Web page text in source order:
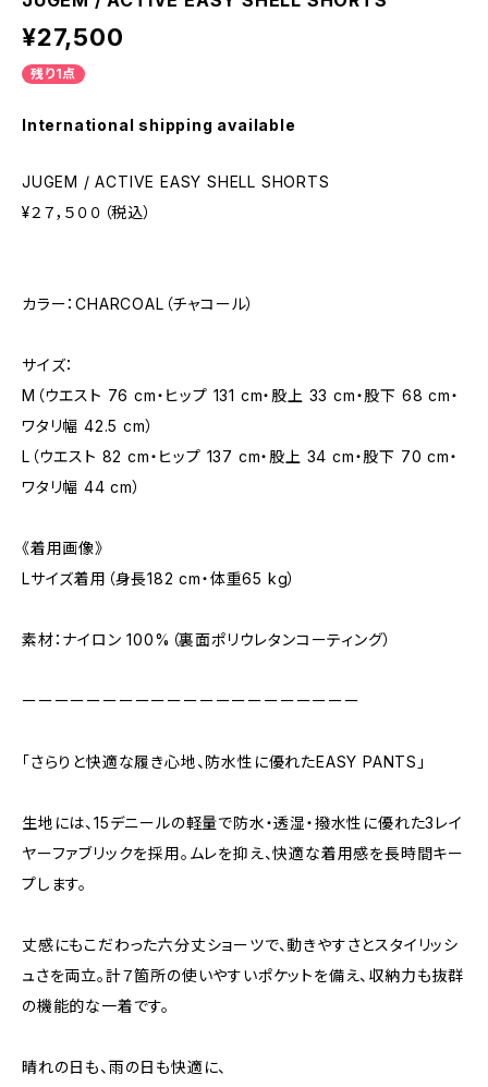
¥27,500
残り1点
International shipping available
JUGEM / ACTIVE EASY SHELL SHORTS
¥２７，５００（税込）
カラー：CHARCOAL（チャコール）
サイズ：
M（ウエスト 76 cm・ヒップ 131 cm・股上 33 cm・股下 68 cm・
ワタリ幅 42.5 cm）
L（ウエスト 82 cm・ヒップ 137 cm・股上 34 cm・股下 70 cm・
ワタリ幅 44 cm）
《着用画像》
Lサイズ着用（身長182 cm・体重65 kg）
素材：ナイロン 100%（裏面ポリウレタンコーティング）
ーーーーーーーーーーーーーーーーーーーーー
「さらりと快適な履き心地、防水性に優れたEASY PANTS」
生地には、15デニールの軽量で防水・透湿・撥水性に優れた3レイ
ヤーファブリックを採用。ムレを抑え、快適な着用感を長時間キー
プします。
丈感にもこだわった六分丈ショーツで、動きやすさとスタイリッシ
ュさを両立。計７箇所の使いやすいポケットを備え、収納力も抜群
の機能的な一着です。
晴れの日も、雨の日も快適に、